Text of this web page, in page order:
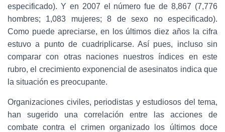
especificado). Y en 2007 el número fue de 8,867 (7,776
hombres; 1,083 mujeres; 8 de sexo no especificado).
Como puede apreciarse, en los últimos diez años la cifra
estuvo a punto de cuadriplicarse. Así pues, incluso sin
comparar con otras naciones nuestros índices en este
rubro, el crecimiento exponencial de asesinatos indica que
la situación es preocupante.
Organizaciones civiles, periodistas y estudiosos del tema,
han sugerido una correlación entre las acciones de
combate contra el crimen organizado los últimos doce